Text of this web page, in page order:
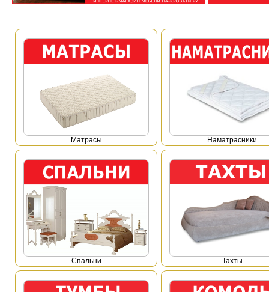
Mатрасы Наматрасники
Спальни Тахты